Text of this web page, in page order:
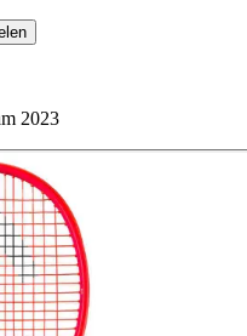
2023